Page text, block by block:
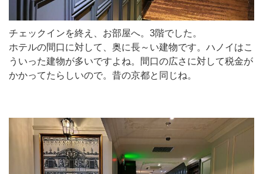
チェックインを終え、お部屋へ。3階でした。
ホテルの間口に対して、奥に長～い建物です。ハノイはこ
ういった建物が多いですよね。間口の広さに対して税金が
かかってたらしいので。昔の京都と同じね。